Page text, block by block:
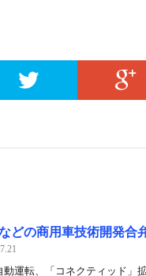
どの商用車技術開発合
動運転、「コネクティッド」